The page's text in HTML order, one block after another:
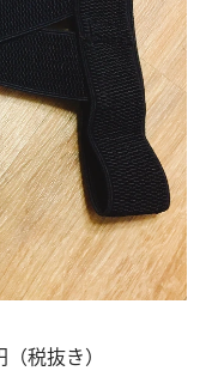
税抜き）